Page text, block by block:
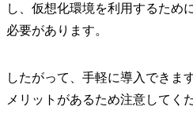
し、仮想化環境を利用するため
必要があります。
したがって、手軽に導入できま
メリットがあるため注意してく